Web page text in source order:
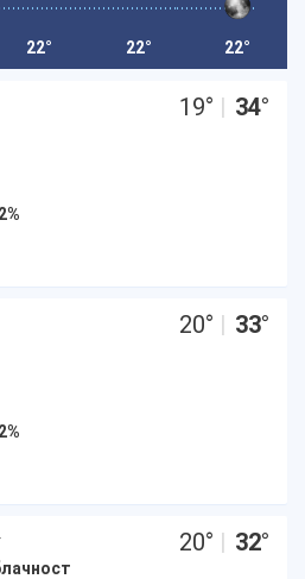
22° 22° 22°
19° | 34°
2%
20° | 33°
2%
20° | 32°